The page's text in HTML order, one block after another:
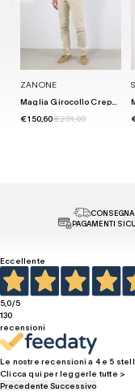
ZANONE
€ 150,60€ 251,00
PAGAMENTI
Eccellente
5,0/5
130
recensioni
Le nostre recensioni a 4 e 5
Clicca qui per leggerle tutte >
Precedente Successivo